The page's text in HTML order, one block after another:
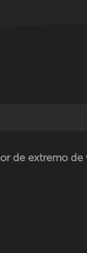
de extremo